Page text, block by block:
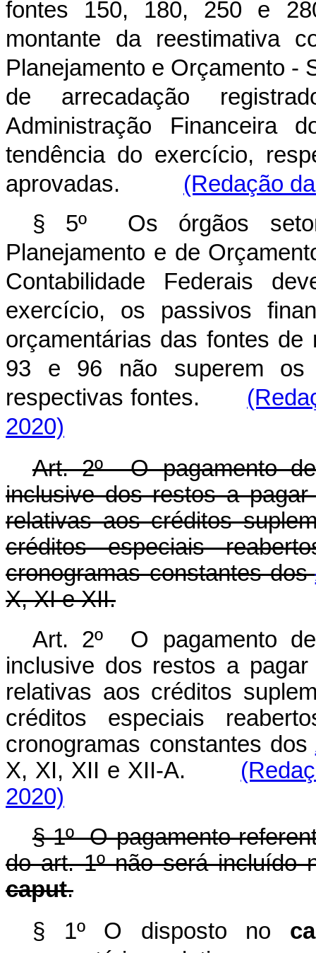
fontes 150, 180, 250 e
montante da reestimativa
Planejamento e Orçamento -
de arrecadação
Administração
tendência do exercício,
aprovadas. (Redação
§ 5º Os órgãos
Planejamento e de
Contabilidade Federais
exercício, os passivos
orçamentárias das fontes
93 e 96 não superem os
respectivas fontes.
2020)
Art. 2º O pagamento
inclusive dos restos a
relativas aos créditos
créditos especiais
cronogramas constantes dos
X, XI e XII.
Art. 2º O pagamento
inclusive dos restos a
relativas aos créditos
créditos especiais
cronogramas constantes dos
X, XI, XII e XII-A.
2020)
§ 1º O pagamento
do art. 1º não será incluído
caput.
§ 1º O disposto no